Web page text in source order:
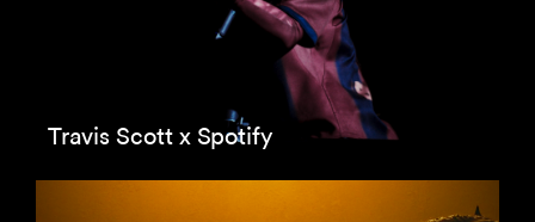
Travis Scott x Spotify